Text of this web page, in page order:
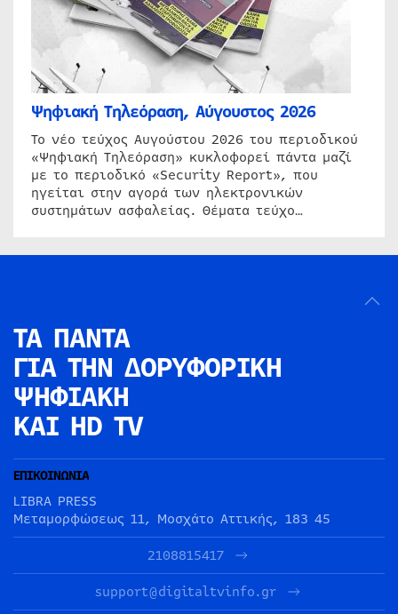
Ψηφιακή Τηλεόραση, Αύγουστος 2026
Το νέο τεύχος Αυγούστου 2026 του περιοδικού
«Ψηφιακή Τηλεόραση» κυκλοφορεί πάντα μαζί
με το περιοδικό «Security Report», που
ηγείται στην αγορά των ηλεκτρονικών
συστημάτων ασφαλείας. Θέματα τεύχο…
ΤΑ ΠΑΝΤΑ
ΓΙΑ ΤΗΝ ΔΟΡΥΦΟΡΙΚΗ
ΨΗΦΙΑΚΗ
ΚΑΙ HD TV
ΕΠΙΚΟΙΝΩΝΙΑ
LIBRA PRESS
Μεταμορφώσεως 11, Μοσχάτο Αττικής, 183 45
2108815417
support@digitaltvinfo.gr